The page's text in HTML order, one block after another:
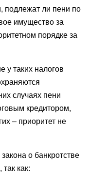
подлежат ли пени по
имущество за
порядке за
у таких налогов
случаях пени
кредитором,
– приоритет не
о банкротстве
как: